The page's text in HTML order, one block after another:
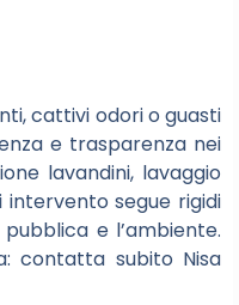
cattivi odori o guasti
e trasparenza nei
lavandini, lavaggio
intervento segue rigidi
e l’ambiente.
contatta subito Nisa